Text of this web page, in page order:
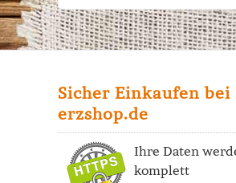
Sicher Einkaufen bei
erzshop.de
Ihre Daten
komplett